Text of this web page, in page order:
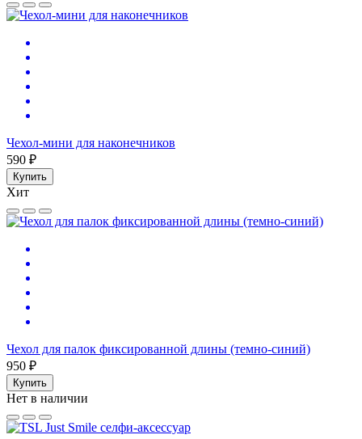
Чехол-мини для наконечников
590 ₽
Купить
Хит
Чехол для палок фиксированной длины (темно-синий)
950 ₽
Купить
Нет в наличии